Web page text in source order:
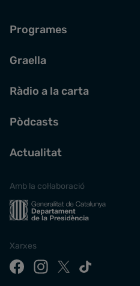
Programes
Graella
Ràdio a la carta
Pòdcasts
Actualitat
Amb la col·laboració
Xarxes